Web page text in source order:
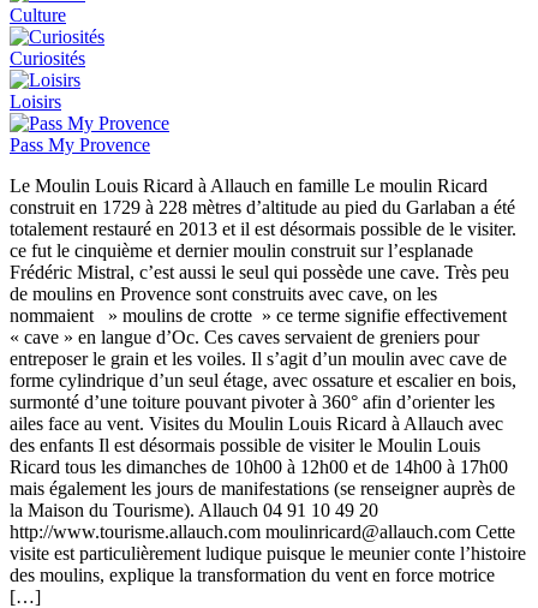
Culture
Curiosités
Loisirs
Pass My Provence
Le Moulin Louis Ricard à Allauch en famille Le moulin Ricard
construit en 1729 à 228 mètres d’altitude au pied du Garlaban a été
totalement restauré en 2013 et il est désormais possible de le visiter.
ce fut le cinquième et dernier moulin construit sur l’esplanade
Frédéric Mistral, c’est aussi le seul qui possède une cave. Très peu
de moulins en Provence sont construits avec cave, on les
nommaient » moulins de crotte » ce terme signifie effectivement
« cave » en langue d’Oc. Ces caves servaient de greniers pour
entreposer le grain et les voiles. Il s’agit d’un moulin avec cave de
forme cylindrique d’un seul étage, avec ossature et escalier en bois,
surmonté d’une toiture pouvant pivoter à 360° afin d’orienter les
ailes face au vent. Visites du Moulin Louis Ricard à Allauch avec
des enfants Il est désormais possible de visiter le Moulin Louis
Ricard tous les dimanches de 10h00 à 12h00 et de 14h00 à 17h00
mais également les jours de manifestations (se renseigner auprès de
la Maison du Tourisme). Allauch 04 91 10 49 20
http://www.tourisme.allauch.com moulinricard@allauch.com Cette
visite est particulièrement ludique puisque le meunier conte l’histoire
des moulins, explique la transformation du vent en force motrice
[…]